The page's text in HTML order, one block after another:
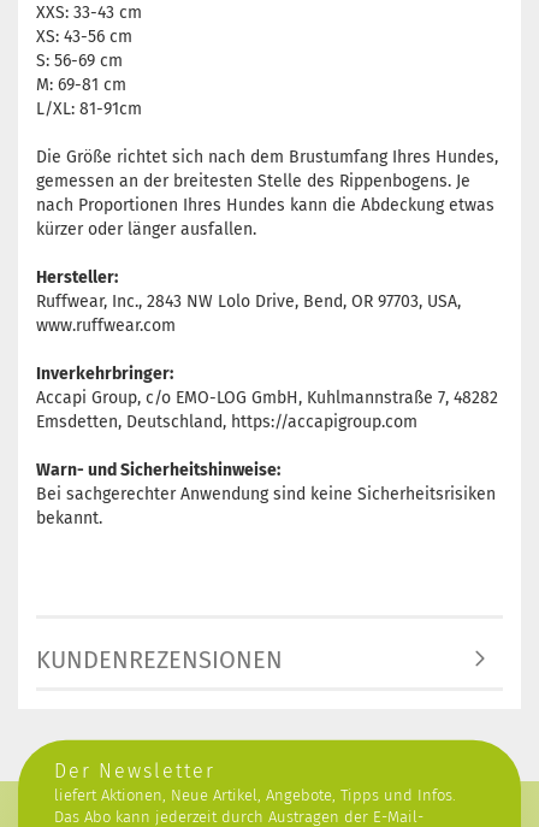
XXS: 33-43 cm
XS: 43-56 cm
S: 56-69 cm
M: 69-81 cm
L/XL: 81-91cm
Die Größe richtet sich nach dem Brustumfang Ihres Hundes,
gemessen an der breitesten Stelle des Rippenbogens. Je
nach Proportionen Ihres Hundes kann die Abdeckung etwas
kürzer oder länger ausfallen.
Hersteller:
Ruffwear, Inc., 2843 NW Lolo Drive, Bend, OR 97703, USA,
www.ruffwear.com
Inverkehrbringer:
Accapi Group, c/o EMO-LOG GmbH, Kuhlmannstraße 7, 48282
Emsdetten, Deutschland, https://accapigroup.com
Warn- und Sicherheitshinweise:
Bei sachgerechter Anwendung sind keine Sicherheitsrisiken
bekannt.
KUNDENREZENSIONEN
Der Newsletter
liefert Aktionen, Neue Artikel, Angebote, Tipps und Infos.
Das Abo kann jederzeit durch Austragen der E-Mail-